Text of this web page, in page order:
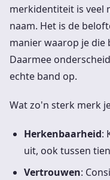
merkidentiteit is veel
naam. Het is de
manier waarop je die
Daarmee
echte band op.
Wat zo'n sterk merk
Herkenbaarheid:
uit, ook tussen
Vertrouwen: